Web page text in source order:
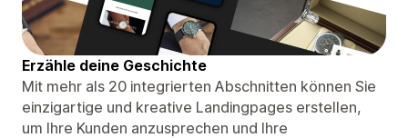
Erzähle deine Geschichte
Mit mehr als 20 integrierten Abschnitten können Sie
einzigartige und kreative Landingpages erstellen,
um Ihre Kunden anzusprechen und Ihre